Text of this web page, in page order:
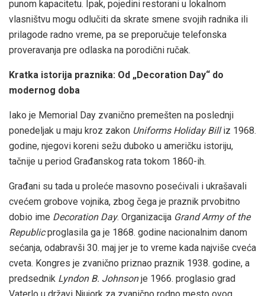
punom kapacitetu. Ipak, pojedini restorani u lokalnom
vlasništvu mogu odlučiti da skrate smene svojih radnika ili
prilagode radno vreme, pa se preporučuje telefonska
proveravanja pre odlaska na porodični ručak.
Kratka istorija praznika: Od „Decoration Day“ do
modernog doba
Iako je Memorial Day zvanično premešten na poslednji
ponedeljak u maju kroz zakon Uniforms Holiday Billiz 1968.
godine, njegovi koreni sežu duboko u američku istoriju,
tačnije u period Građanskog rata tokom 1860-ih.
Građani su tada u proleće masovno posećivali i ukrašavali
cvećem grobove vojnika, zbog čega je praznik prvobitno
dobio ime Decoration Day. Organizacija Grand Army of the
Republicproglasila ga je 1868. godine nacionalnim danom
sećanja, odabravši 30. maj jer je to vreme kada najviše cveća
cveta. Kongres je zvanično priznao praznik 1938. godine, a
predsednik Lyndon B. Johnsonje 1966. proglasio grad